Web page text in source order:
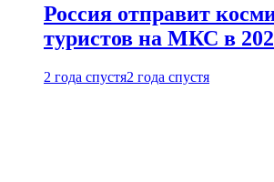
Россия отправит
туристов на МКС в
2 года спустя2 года спустя